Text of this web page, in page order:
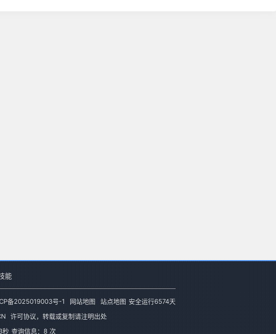
能
备2025019003号-1 网站地图 站点地图 安全运行6574天
许可协议，转载或复制请注明出处
秒 查询信息：8 次